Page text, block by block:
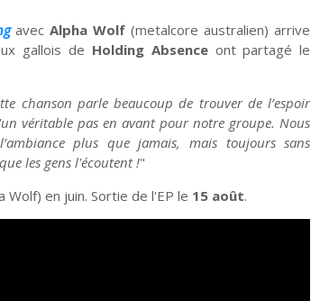
avecAlpha Wolf (metalcore australien) arrive
gallois de Holding Absenceont partagé le
chanson parle beaucoup de trouver de l’espoir
véritable pas en avant pour notre groupe. Nous
plus que jamais, mais toujours sans
les gens l'écoutent !"
Wolf) en juin. Sortie de l'EP le 15 août.